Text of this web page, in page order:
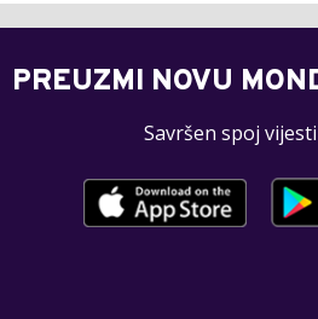
PREUZMI NOVU
Savršen spoj